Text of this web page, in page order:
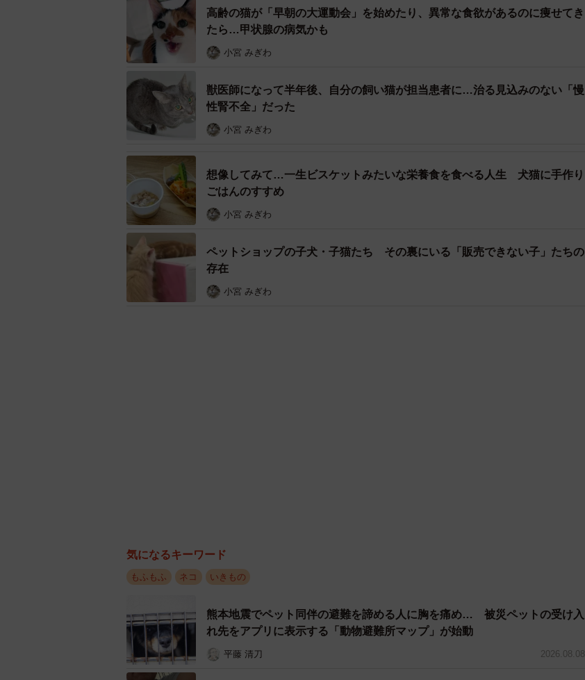
高齢の猫が「早朝の大運動会」を始めたり、異常な食欲があるのに痩せてき
たら…甲状腺の病気かも
小宮 みぎわ
獣医師になって半年後、自分の飼い猫が担当患者に…治る見込みのない「慢
性腎不全」だった
小宮 みぎわ
想像してみて…一生ビスケットみたいな栄養食を食べる人生 犬猫に手作り
ごはんのすすめ
小宮 みぎわ
ペットショップの子犬・子猫たち その裏にいる「販売できない子」たちの
存在
小宮 みぎわ
気になるキーワード
もふもふ ネコ いきもの
熊本地震でペット同伴の避難を諦める人に胸を痛め… 被災ペットの受け入
れ先をアプリに表示する「動物避難所マップ」が始動
平藤 清刀 2026.08.08